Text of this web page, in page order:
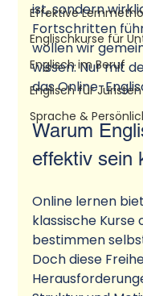
Effektive
Englischkurse für
Englisch im Beruf
Englisch für Juristen
Sprache &
ist, sondern
Fortschritten
wollen wir
wissen: Nur mit
das Online-
Warum
effektiv sein
Online lernen
klassische
bestimmen
Doch diese